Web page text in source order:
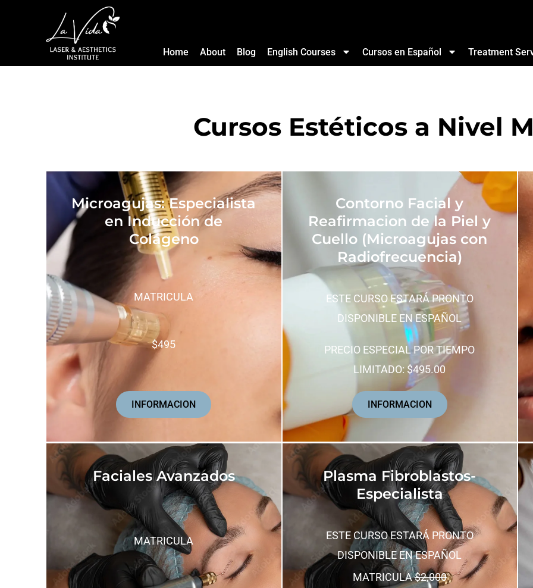
Home About Blog English Courses Cursos en Español Treatment
Cursos Estéticos a Nivel
Microagujas: Especialista
en Inducción de
Colágeno
MATRICULA
$495
INFORMACION
Contorno Facial y
Reafirmacion de la Piel y
Cuello (Microagujas con
Radiofrecuencia)
ESTE CURSO ESTARÁ PRONTO
DISPONIBLE EN ESPAÑOL
PRECIO ESPECIAL POR TIEMPO
LIMITADO: $495.00
INFORMACION
Faciales Avanzados
MATRICULA
Plasma Fibroblastos-
Especialista
ESTE CURSO ESTARÁ PRONTO
DISPONIBLE EN ESPAÑOL
MATRICULA$2,000